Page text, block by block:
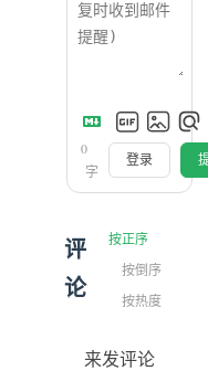
0
字
登录
评
论
按正序
按倒序
按热度
来发评论